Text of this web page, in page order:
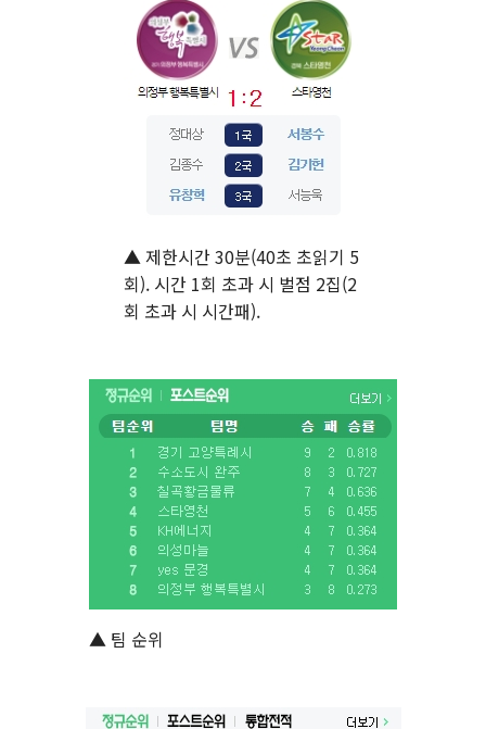
▲ 제한시간 30분(40초 초읽기 5
회). 시간 1회 초과 시 벌점 2집(2
회 초과 시 시간패).
▲ 팀 순위